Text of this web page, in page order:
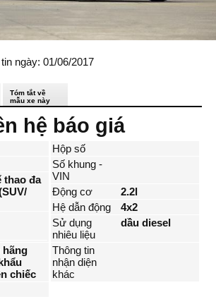
ngày: 01/06/2017
Tóm tắt về
mẫu xe này
hệ báo giá
thao đa
hãng
chiếc
Hộp số
Số khung -
VIN
Động cơ
2.2l
Hệ dẫn động
4x2
Sử dụng
nhiêu liệu
dầu diesel
Thông tin
nhận diện
khác